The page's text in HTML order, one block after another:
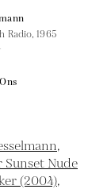
Radio,1965